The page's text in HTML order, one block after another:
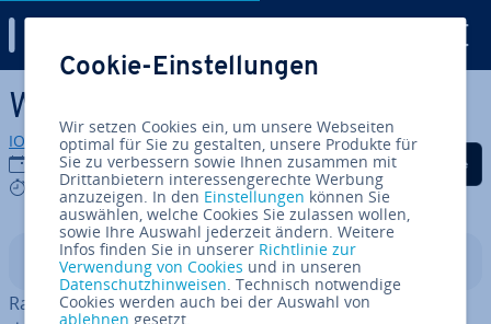
Zum Haupt­in­halt springen
Was ist Random Forest?
IONOS Redaktion
22.12.2025
6 mins
Auf Facebook teilen
Auf Twitter teilen
Auf LinkedIn
In­halts­ver­zeich­nis
Random Forest ist ein Machine-Learning-Al­go­rith­mus,
Cookie-Einstellungen
Wir setzen Cookies ein, um unsere Webseiten
optimal für Sie zu gestalten, unsere Produkte für
Sie zu verbessern sowie Ihnen zusammen mit
Drittanbietern interessengerechte Werbung
anzuzeigen. In den Einstellungen können Sie
auswählen, welche Cookies Sie zulassen wollen,
sowie Ihre Auswahl jederzeit ändern. Weitere
Infos finden Sie in unserer Richtlinie zur
Verwendung von Cookies und in unseren
Datenschutzhinweisen. Technisch notwendige
Cookies werden auch bei der Auswahl von
ablehnen gesetzt.